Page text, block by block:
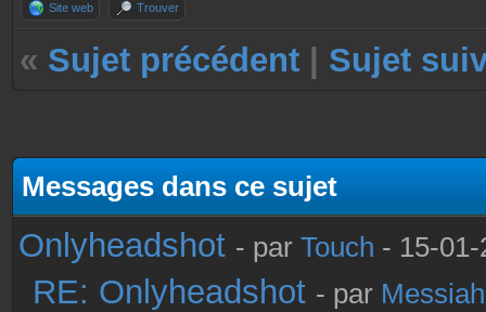
Site web Trouver
« Sujet précédent Sujet
Messages dans ce sujet
Onlyheadshot - par Touch - 15-
RE: Onlyheadshot - par